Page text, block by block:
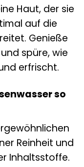
Haut, der sie
auf die
Genieße
spüre, wie
erfrischt.
so
Reinheit und
Inhaltsstoffe.